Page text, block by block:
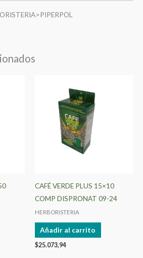
CAFÉ VERDE PLUS 15×10
COMP DISPRONAT 09-24
HERBORISTERIA
Añadir al carrito
$25.073,94